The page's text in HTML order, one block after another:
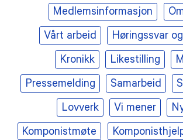
INTERESSEPOLITISK ARBEID
TJENESTER
PROSJEKTER
Medlemsinformasjon
Vårt arbeid Høringssvar
Kronikk Likestilling
Pressemelding Samarbeid
Lovverk Vi mener
Komponistmøte